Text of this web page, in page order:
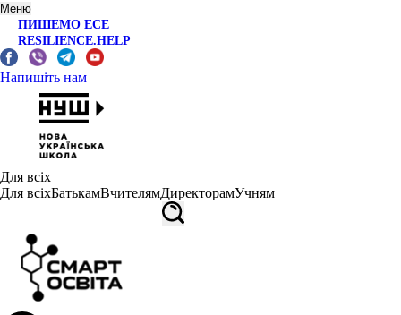
Меню
ПИШЕМО ЕСЕ
RESILIENCE.HELP
Напишіть нам
Для всіх
Для всіхБатькамВчителямДиректорамУчням